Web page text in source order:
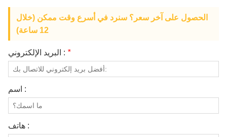
الحصول على آخر سعر؟ سنرد في أسرع وقت ممكن (خلال
12 ساعة)
البريد الإلكتروني : *
اسم :
هاتف :